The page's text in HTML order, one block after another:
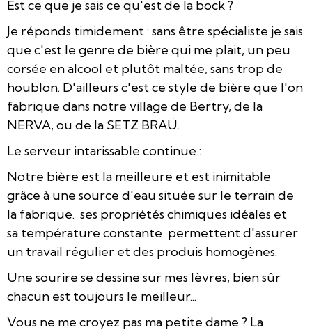
Est ce que je sais ce qu'est de la bock ?
Je réponds timidement : sans être spécialiste je sais
que c'est le genre de bière qui me plait, un peu
corsée en alcool et plutôt maltée, sans trop de
houblon. D'ailleurs c'est ce style de bière que l'on
fabrique dans notre village de Bertry, de la
NERVA, ou de la SETZ BRAÜ.
Le serveur intarissable continue :
Notre bière est la meilleure et est inimitable
grâce à une source d'eau située sur le terrain de
la fabrique. ses propriétés chimiques idéales et
sa température constante permettent d'assurer
un travail régulier et des produis homogènes.
Une sourire se dessine sur mes lèvres, bien sûr
chacun est toujours le meilleur...
Vous ne me croyez pas ma petite dame ? La